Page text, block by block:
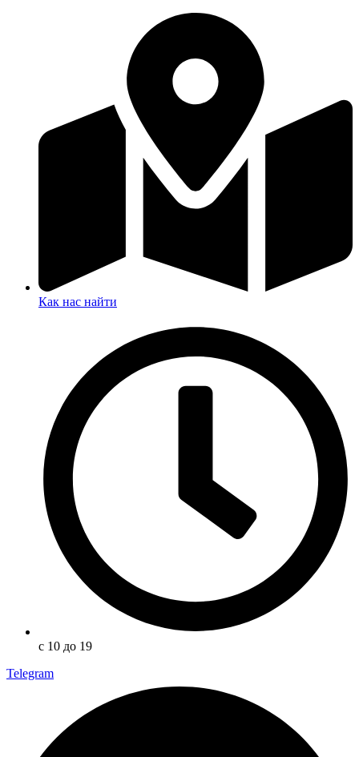
Как нас найти
с 10 до 19
Telegram